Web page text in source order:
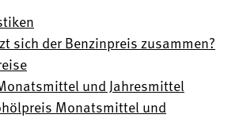
sich der Benzinpreis zusammen?
und Jahresmittel
Monatsmittel und